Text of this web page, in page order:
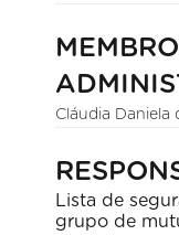
Cláudia Daniela
Lista de
grupo de